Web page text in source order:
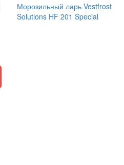
Морозильный ларь Vestfrost
Solutions HF 201 Special